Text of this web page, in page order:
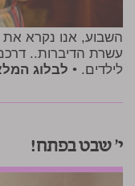
השבוע, אנו נקרא
עשרת הדיברות..
לילדים. • לבלוג
י' שבט בפתח!